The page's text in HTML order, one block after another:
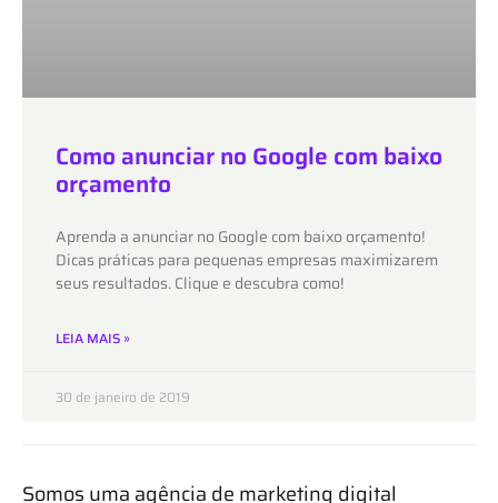
Como anunciar no Google com baixo
orçamento​
Aprenda a anunciar no Google com baixo orçamento!
Dicas práticas para pequenas empresas maximizarem
seus resultados. Clique e descubra como!
LEIA MAIS »
30 de janeiro de 2019
Somos uma agência de marketing digital